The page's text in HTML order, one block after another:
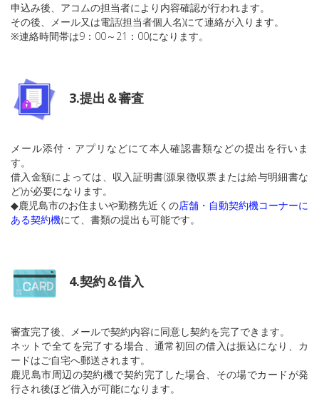
申込み後、アコムの担当者により内容確認が行われます。
その後、メール又は電話(担当者個人名)にて連絡が入ります。
※連絡時間帯は9：00～21：00になります。
3.提出＆審査
メール添付・アプリなどにて本人確認書類などの提出を行いま
す。
借入金額によっては、収入証明書(源泉徴収票または給与明細書な
ど)が必要になります。
◆鹿児島市のお住まいや勤務先近くの店舗・自動契約機コーナーに
ある契約機にて、書類の提出も可能です。
4.契約＆借入
審査完了後、メールで契約内容に同意し契約を完了できます。
ネットで全てを完了する場合、通常初回の借入は振込になり、カ
ードはご自宅へ郵送されます。
鹿児島市周辺の契約機で契約完了した場合、その場でカードが発
行され後ほど借入が可能になります。